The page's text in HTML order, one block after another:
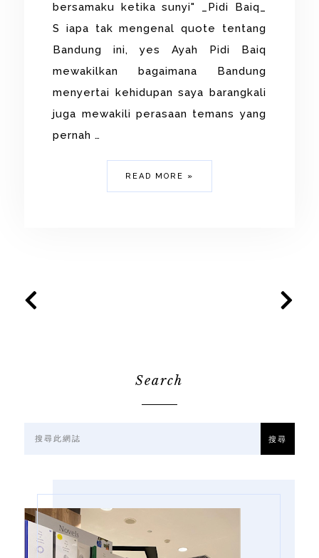
bersamaku ketika sunyi" _Pidi Baiq_
S iapa tak mengenal quote tentang
Bandung ini, yes Ayah Pidi Baiq
mewakilkan bagaimana Bandung
menyertai kehidupan saya barangkali
juga mewakili perasaan temans yang
pernah …
READ MORE »
Search